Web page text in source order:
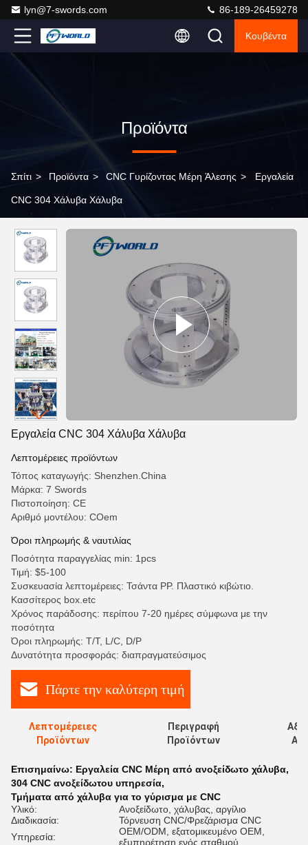
lyn@7-swords.com 86-189-26459278
Κουβέντα
Προϊόντα
Σπίτι > Προϊόντα > CNC Γυρίζοντας Μέρη Άλεσης > Εργαλεία
CNC 304 Χάλυβα Χάλυβα
Εργαλεία CNC 304 Χάλυβα Χάλυβα
Λεπτομέρειες προϊόντων
Τόπος καταγωγής: Shenzhen.China
Μάρκα: 7 Swords
Πιστοποίηση: CE
Αριθμό μοντέλου: COem
Όροι πληρωμής & ναυτιλίας
Ποσότητα παραγγελίας min: 1pcs
Τιμή: $5-100
Συσκευασία λεπτομέρειες: Τσάντα PP. Πλαστικό κιβώτιο.
Κασσίτερος box.etc
Χρόνος παράδοσης: περίπου 7-20 ημέρες σύμφωνα με την
ποσότητα
Όροι πληρωμής: T/T, L/C, D/P
Δυνατότητα προσφοράς: διαπραγματεύσιμος
Πάρτε την καλύτερη τιμή
Λεπτομέρειες
Προϊόντων
Περιγραφή
Προϊόντων
Επισημαίνω: Εργαλεία CNC Μέρη από ανοξείδωτο χάλυβα,
304 CNC ανοξείδωτου υπηρεσία,
Τμήματα από χάλυβα για το γύρισμα με CNC
Υλικό:
Ανοξείδωτο, χάλυβας, αργίλιο
Διαδικασία:
Τόρνευση CNC/Φρεζάρισμα CNC
Υπηρεσία:
OEM/ODM, εξατομικευμένο OEM,
εξυπηρέτηση ενός σταθμού